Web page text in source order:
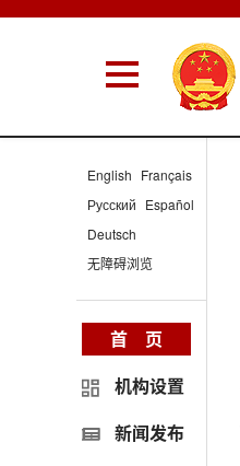
English Français
Русский Español
Deutsch
无障碍浏览
首 页
机构设置
新闻发布